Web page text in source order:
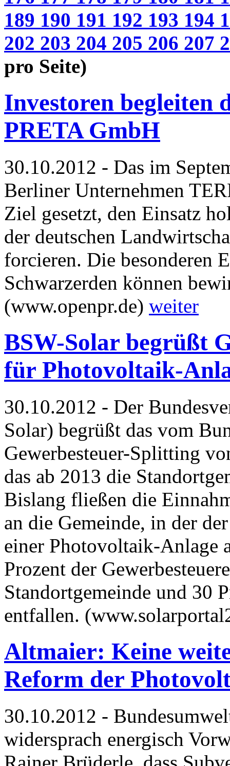
189 190 191 192 193 194
202 203 204 205 206 207
pro Seite)
Investoren begleiten
PRETA GmbH
30.10.2012 - Das im
Berliner Unternehmen
Ziel gesetzt, den Einsatz
der deutschen
forcieren. Die besonderen
Schwarzerden können
(www.openpr.de) weiter
BSW-Solar begrüßt
für Photovoltaik-
30.10.2012 - Der
Solar) begrüßt das vom
Gewerbesteuer-Splitting
das ab 2013 die
Bislang fließen die
an die Gemeinde, in der
einer Photovoltaik-Anlage
Prozent der
Standortgemeinde und 30
entfallen.
Altmaier: Keine
Reform der
30.10.2012 -
widersprach energisch